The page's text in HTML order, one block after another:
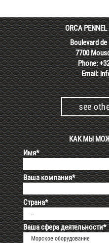
ORCA PENNEL
Boulevard
7700
Phone:
Email:
see
КАК МЫ
Имя*
Ваша компания*
Страна*
--
Ваша сфера деятельности*
Морское оборудование